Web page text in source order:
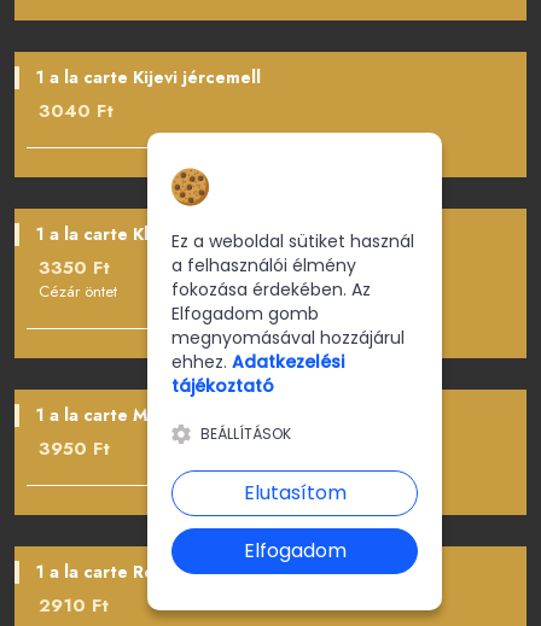
1 a la carte Kijevi jércemell
3040 Ft
1 a la carte Klasszikus rántott csirkemell
3350 Ft
Cézár öntet
1 a la carte Mozzarellás kemencés csirkemell
3950 Ft
1 a la carte Roston csirkemell 2 szeletes
2910 Ft
Ez a weboldal sütiket használ
a felhasználói élmény
fokozása érdekében. Az
Elfogadom gomb
megnyomásával hozzájárul
ehhez. Adatkezelési
tájékoztató
BEÁLLÍTÁSOK
Elutasítom
Elfogadom